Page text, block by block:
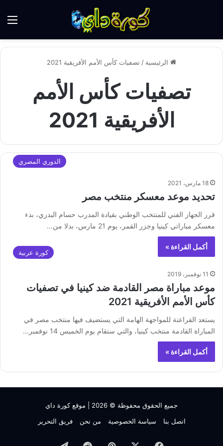
الرئيسية / تصفيات كأس الأمم الأفريقية 2021
تصفيات كأس الأمم
الأفريقية 2021
الدوري المصري
18 مارس، 2021
تحديد موعد معسكر منتخب مصر
قرر الجهاز الفني للمنتخب الوطني بقيادة المدرب حسام البدري، ‏بدء
معسكر مباراتي كينيا وجزر القمر، يوم 21 مارس، بدلا من…
أكمل القراءة »
كورة عربية
11 نوفمبر، 2019
موعد مباراة مصر القادمة ضد كينيا في تصفيات
كأس الأمم الأفريقية 2021
يستعد الفراعنة للمواجهة الهامة التي يستضيف فيها منتخب مصر في
المباراة القادمة منتخب كينيا، والتي ستقام يوم الخميس 14 نوفمبر…
أكمل القراءة »
جميع الحقوق محفوظة © 2026 |
موقع كورة داي
اتصل بنا
سياسة الخصوصية من نحن فريق التحرير